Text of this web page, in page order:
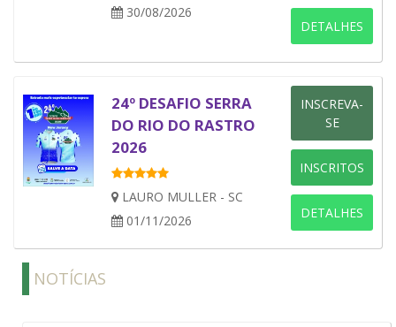
30/08/2026
DETALHES
24º DESAFIO SERRA
DO RIO DO RASTRO
2026
LAURO MULLER - SC
01/11/2026
INSCREVA-
SE
INSCRITOS
DETALHES
NOTÍCIAS